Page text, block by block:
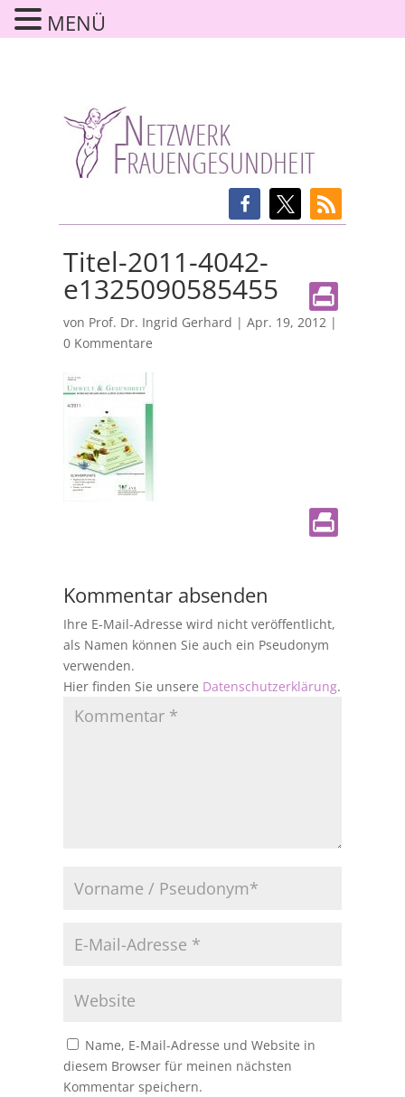
Titel-2011-4042-
e1325090585455
von Prof. Dr. Ingrid Gerhard | Apr. 19, 2012 |
0 Kommentare
Kommentar absenden
Ihre E-Mail-Adresse wird nicht veröffentlicht,
als Namen können Sie auch ein Pseudonym
verwenden.
Hier finden Sie unsere Datenschutzerklärung.
Name, E-Mail-Adresse und Website in
diesem Browser für meinen nächsten
Kommentar speichern.
MENÜ